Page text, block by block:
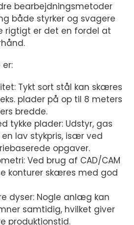
bearbejdningsmetoder
både styrker og svagere
rigtigt er det en fordel at
Tykt sort stål kan skæres
plader på op til 8 meters
bredde.
tykke plader: Udstyr, gas
lav stykpris, især ved
opgaver.
Ved brug af CAD/CAM
konturer skæres med god
dyser: Nogle anlæg kan
samtidig, hvilket giver
produktionstid.